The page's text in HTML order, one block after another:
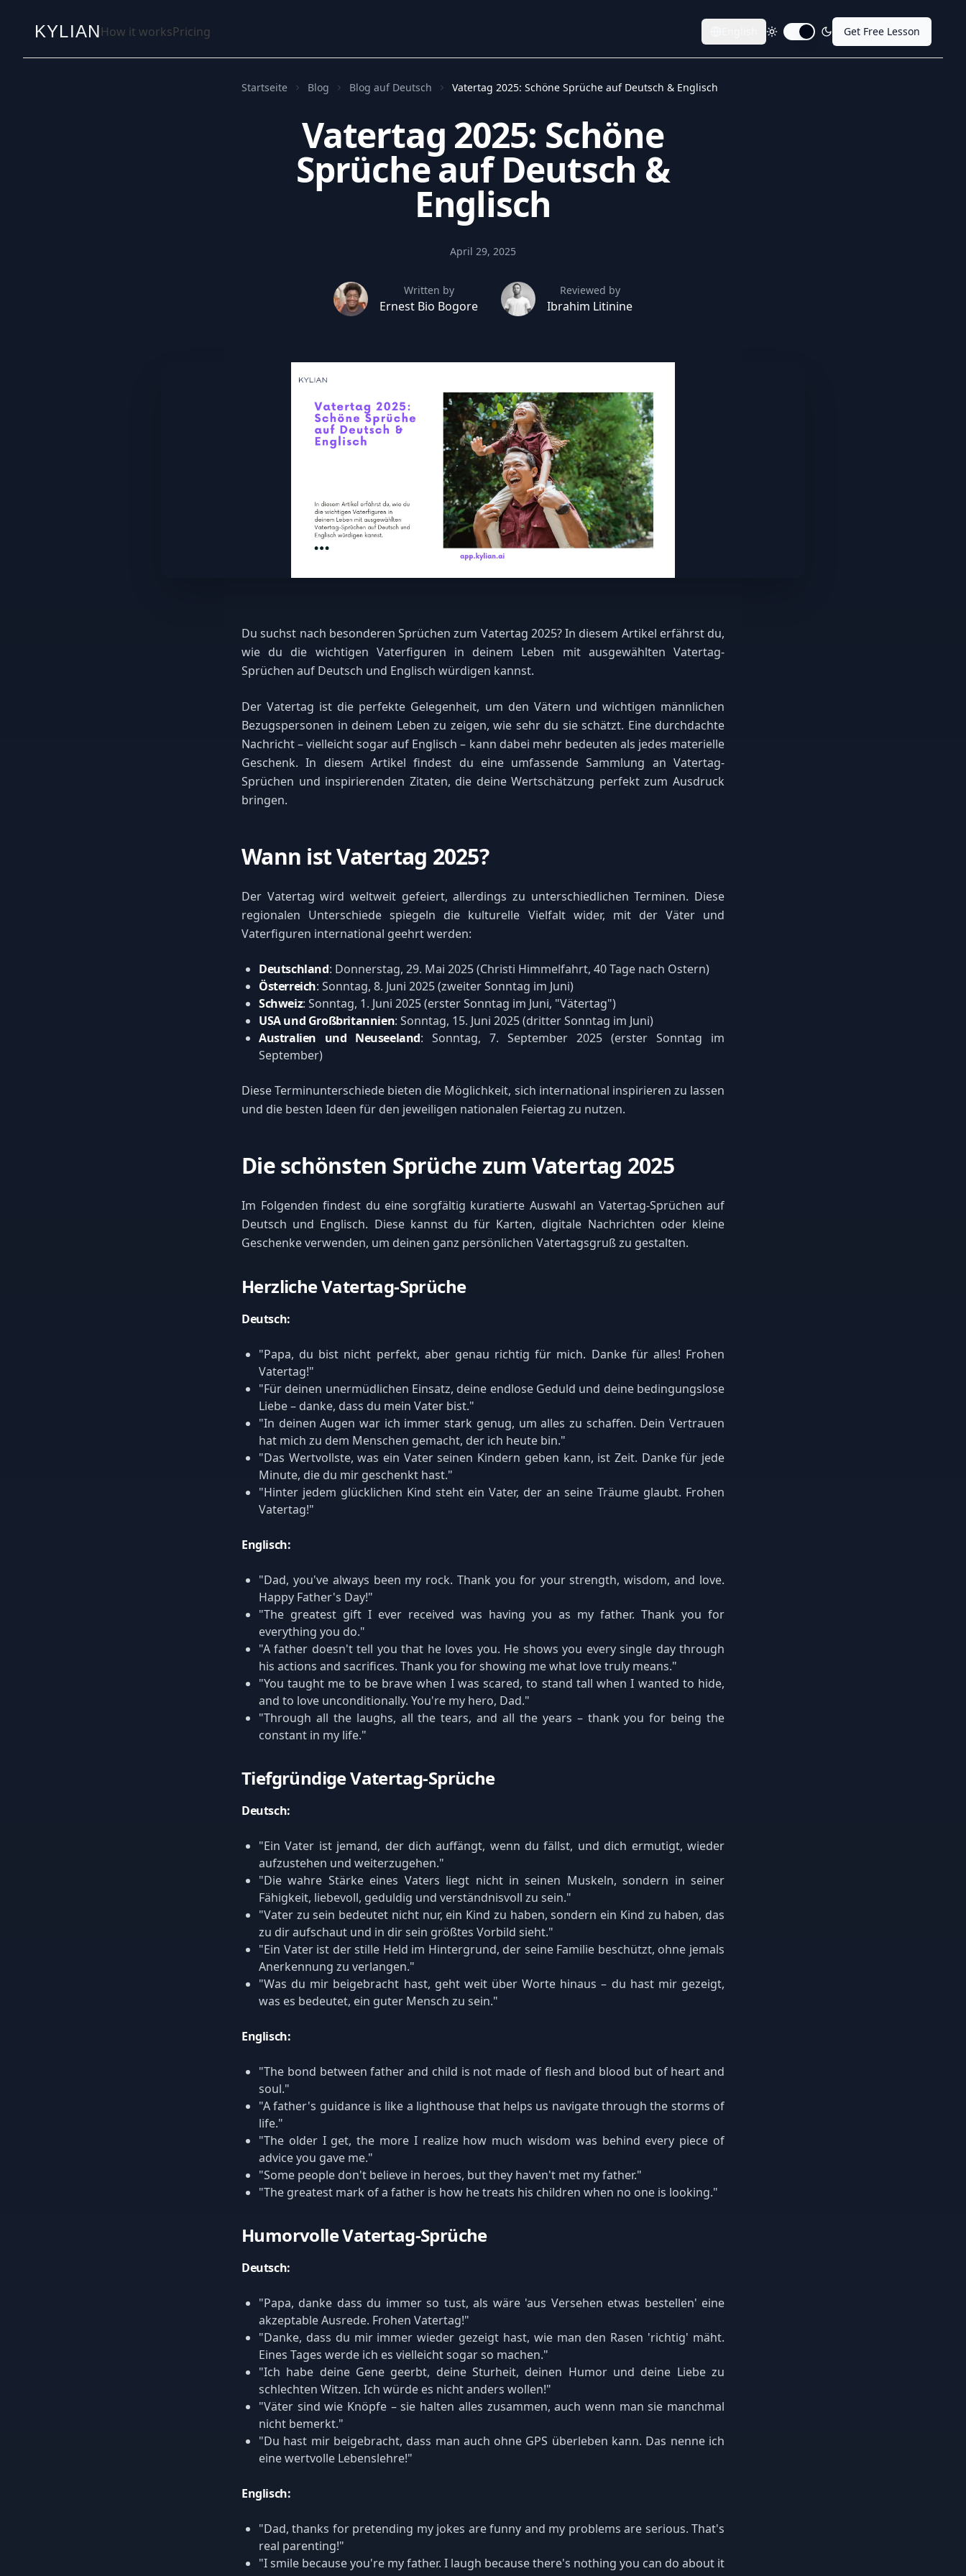
KYLIANHow it worksPricing Toggle dark modeGet Free Lesson
Startseite Blog Blog auf Deutsch Vatertag 2025: Schöne Sprüche auf Deutsch & Englisch
Vatertag 2025: Schöne
Sprüche auf Deutsch &
Englisch
April 29, 2025
Written by
Ernest Bio Bogore
Reviewed by
Ibrahim Litinine
Du suchst nach besonderen Sprüchen zum Vatertag 2025? In diesem Artikel erfährst du,
wie du die wichtigen Vaterfiguren in deinem Leben mit ausgewählten Vatertag-
Sprüchen auf Deutsch und Englisch würdigen kannst.
Der Vatertag ist die perfekte Gelegenheit, um den Vätern und wichtigen männlichen
Bezugspersonen in deinem Leben zu zeigen, wie sehr du sie schätzt. Eine durchdachte
Nachricht – vielleicht sogar auf Englisch – kann dabei mehr bedeuten als jedes materielle
Geschenk. In diesem Artikel findest du eine umfassende Sammlung an Vatertag-
Sprüchen und inspirierenden Zitaten, die deine Wertschätzung perfekt zum Ausdruck
bringen.
Wann ist Vatertag 2025?
Der Vatertag wird weltweit gefeiert, allerdings zu unterschiedlichen Terminen. Diese
regionalen Unterschiede spiegeln die kulturelle Vielfalt wider, mit der Väter und
Vaterfiguren international geehrt werden:
Deutschland: Donnerstag, 29. Mai 2025 (Christi Himmelfahrt, 40 Tage nach Ostern)
Österreich: Sonntag, 8. Juni 2025 (zweiter Sonntag im Juni)
Schweiz: Sonntag, 1. Juni 2025 (erster Sonntag im Juni, "Vätertag")
USA und Großbritannien: Sonntag, 15. Juni 2025 (dritter Sonntag im Juni)
Australien und Neuseeland: Sonntag, 7. September 2025 (erster Sonntag im
September)
Diese Terminunterschiede bieten die Möglichkeit, sich international inspirieren zu lassen
und die besten Ideen für den jeweiligen nationalen Feiertag zu nutzen.
Die schönsten Sprüche zum Vatertag 2025
Im Folgenden findest du eine sorgfältig kuratierte Auswahl an Vatertag-Sprüchen auf
Deutsch und Englisch. Diese kannst du für Karten, digitale Nachrichten oder kleine
Geschenke verwenden, um deinen ganz persönlichen Vatertagsgruß zu gestalten.
Herzliche Vatertag-Sprüche
Deutsch:
"Papa, du bist nicht perfekt, aber genau richtig für mich. Danke für alles! Frohen
Vatertag!"
"Für deinen unermüdlichen Einsatz, deine endlose Geduld und deine bedingungslose
Liebe – danke, dass du mein Vater bist."
"In deinen Augen war ich immer stark genug, um alles zu schaffen. Dein Vertrauen
hat mich zu dem Menschen gemacht, der ich heute bin."
"Das Wertvollste, was ein Vater seinen Kindern geben kann, ist Zeit. Danke für jede
Minute, die du mir geschenkt hast."
"Hinter jedem glücklichen Kind steht ein Vater, der an seine Träume glaubt. Frohen
Vatertag!"
Englisch:
"Dad, you've always been my rock. Thank you for your strength, wisdom, and love.
Happy Father's Day!"
"The greatest gift I ever received was having you as my father. Thank you for
everything you do."
"A father doesn't tell you that he loves you. He shows you every single day through
his actions and sacrifices. Thank you for showing me what love truly means."
"You taught me to be brave when I was scared, to stand tall when I wanted to hide,
and to love unconditionally. You're my hero, Dad."
"Through all the laughs, all the tears, and all the years – thank you for being the
constant in my life."
Tiefgründige Vatertag-Sprüche
Deutsch:
"Ein Vater ist jemand, der dich auffängt, wenn du fällst, und dich ermutigt, wieder
aufzustehen und weiterzugehen."
"Die wahre Stärke eines Vaters liegt nicht in seinen Muskeln, sondern in seiner
Fähigkeit, liebevoll, geduldig und verständnisvoll zu sein."
"Vater zu sein bedeutet nicht nur, ein Kind zu haben, sondern ein Kind zu haben, das
zu dir aufschaut und in dir sein größtes Vorbild sieht."
"Ein Vater ist der stille Held im Hintergrund, der seine Familie beschützt, ohne jemals
Anerkennung zu verlangen."
"Was du mir beigebracht hast, geht weit über Worte hinaus – du hast mir gezeigt,
was es bedeutet, ein guter Mensch zu sein."
Englisch:
"The bond between father and child is not made of flesh and blood but of heart and
soul."
"A father's guidance is like a lighthouse that helps us navigate through the storms of
life."
"The older I get, the more I realize how much wisdom was behind every piece of
advice you gave me."
"Some people don't believe in heroes, but they haven't met my father."
"The greatest mark of a father is how he treats his children when no one is looking."
Humorvolle Vatertag-Sprüche
Deutsch:
"Papa, danke dass du immer so tust, als wäre 'aus Versehen etwas bestellen' eine
akzeptable Ausrede. Frohen Vatertag!"
"Danke, dass du mir immer wieder gezeigt hast, wie man den Rasen 'richtig' mäht.
Eines Tages werde ich es vielleicht sogar so machen."
"Ich habe deine Gene geerbt, deine Sturheit, deinen Humor und deine Liebe zu
schlechten Witzen. Ich würde es nicht anders wollen!"
"Väter sind wie Knöpfe – sie halten alles zusammen, auch wenn man sie manchmal
nicht bemerkt."
"Du hast mir beigebracht, dass man auch ohne GPS überleben kann. Das nenne ich
eine wertvolle Lebenslehre!"
Englisch:
"Dad, thanks for pretending my jokes are funny and my problems are serious. That's
real parenting!"
"I smile because you're my father. I laugh because there's nothing you can do about it